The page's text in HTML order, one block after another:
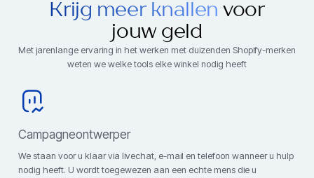
Krijg meer knallen voor
jouw geld
Met jarenlange ervaring in het werken met duizenden Shopify-merken
weten we welke tools elke winkel nodig heeft
Campagneontwerper
We staan ​​voor u klaar via livechat, e-mail en telefoon wanneer u hulp
nodig heeft. U wordt toegewezen aan een echte mens die u